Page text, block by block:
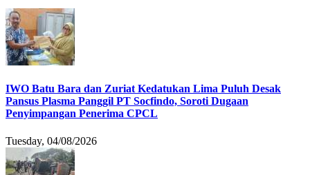
IWO Batu Bara dan Zuriat Kedatukan Lima Puluh Desak
Pansus Plasma Panggil PT Socfindo, Soroti Dugaan
Penyimpangan Penerima CPCL
Tuesday, 04/08/2026